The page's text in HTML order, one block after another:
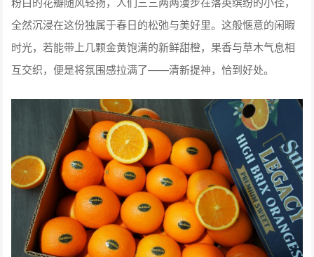
全然沉浸在这份独属于春日的松弛与美好里。这般惬意的闲暇
时光，若能带上几颗金黄饱满的新鲜甜橙，果香与草木气息相
互交织，便是将氛围感拉满了——清新提神，恰到好处。